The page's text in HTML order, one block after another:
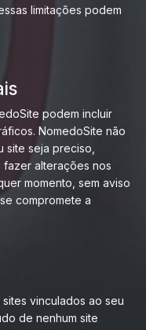
limitações podem
podem incluir
NomedoSite não
site seja preciso,
alterações nos
momento, sem aviso
compromete a
vinculados ao seu
de nenhum site